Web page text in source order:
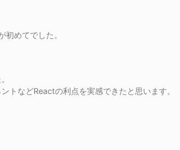
めてでした。
トなどReactの利点を実感できたと思います。